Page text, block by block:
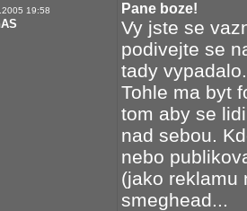
19:58 Pane boze!
Vy jste se
podivejte se
tady
Tohle ma byt
tom aby se
nad sebou.
nebo
(jako reklamu
smeghead...